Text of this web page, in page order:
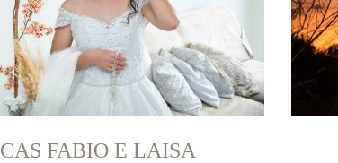
CAS FABIO E LAISA